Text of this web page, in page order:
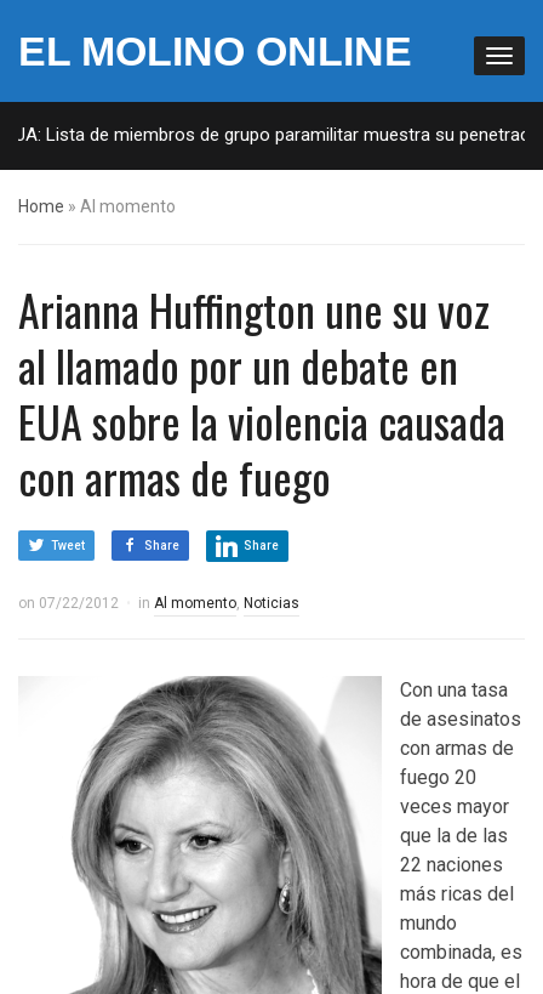
EL MOLINO ONLINE
Lista de miembros de grupo paramilitar muestra su penetración
Home » Al momento
Arianna Huffington une su voz
al llamado por un debate en
EUA sobre la violencia causada
con armas de fuego
Tweet Share Share
on 07/22/2012 in Al momento, Noticias
Con una tasa
de asesinatos
con armas de
fuego 20
veces mayor
que la de las
22 naciones
más ricas del
mundo
combinada, es
hora de que el